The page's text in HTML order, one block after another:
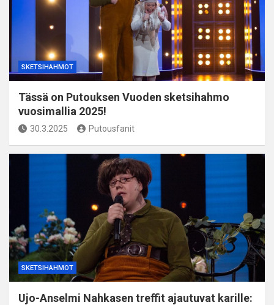
SKETSIHAHMOT
Tässä on Putouksen Vuoden sketsihahmo
vuosimallia 2025!
30.3.2025 Putousfanit
SKETSIHAHMOT
Ujo-Anselmi Nahkasen treffit ajautuvat karille: